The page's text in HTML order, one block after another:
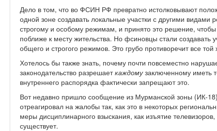
Дело в том, что во ФСИН РФ превратно истолковывают
одной зоне создавать локальные участки с другими
строгому и особому режимам, и принято это решение,
поближе к месту жительства. Но фсиновцы стали создавать
общего и строгого режимов. Это грубо противоречит все
Хотелось бы также знать, почему почти повсеместно
законодательство разрешаеткаждомузаключенному иметь
внутреннего распорядка фактически запрещают это.
Вот недавно пришло сообщение из Мурманской зоны (ИК-
отреагировал на жалобы так, как это в некоторых
меры дисциплинарного взыскания, как изъятие
существует.